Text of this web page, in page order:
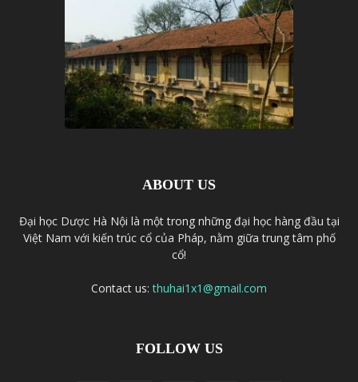
ABOUT US
Đại học Dược Hà Nội là một trong những đại học hàng đầu tại
Việt Nam với kiến trúc cổ của Pháp, nằm giữa trung tâm phố
cổ!
Contact us:thuhai1x1@gmail.com
FOLLOW US